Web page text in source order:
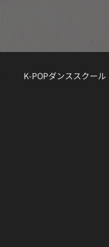
K-POPダンススクール